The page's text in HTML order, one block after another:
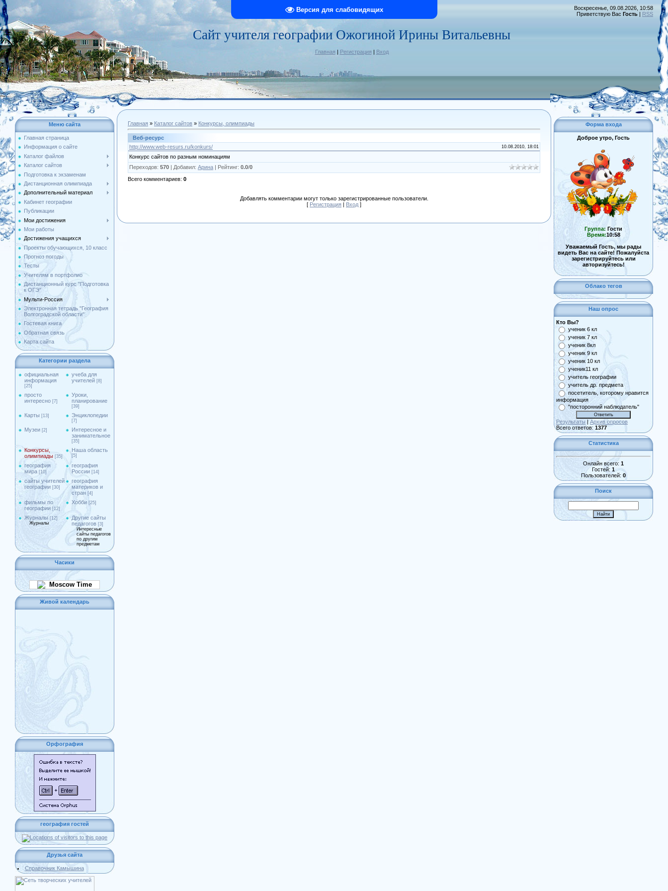
Версия для слабовидящих
Сайт учителя географии Ожогиной Ирины Витальевны
Главная | Регистрация | Вход
Воскресенье, 09.08.2026, 10:58
Приветствую Вас Гость | RSS
Меню сайта
Главная страница
Информация о сайте
Каталог файлов
Каталог сайтов
Подготовка к экзаменам
Дистанционная олимпиада
Дополнительный материал
Кабинет географии
Публикации
Мои достижения
Мои работы
Достижения учащихся
Проекты обучающихся, 10 класс
Прогноз погоды
Тесты
Учителям в портфолио
Дистанционный курс "Подготовка
к ОГЭ"
Мульти-Россия
Электронная тетрадь "География
Волгоградской области"
Гостевая книга
Обратная связь
Карта сайта
Категории раздела
официальная
информация
[25]
учеба для
учителей [8]
просто
интересно [7]
Уроки,
планирование
[39]
Карты [13] Энциклопедии
[7]
Музеи [2]
Интересное и
занимательное
[35]
Конкурсы,
олимпиады [35]
Наша область
[5]
география
мира [10]
география
России [14]
сайты учителей
географии [30]
география
материков и
стран [4]
фильмы по
географии [12]
Хобби [25]
Журналы [12]
Журналы
Другие сайты
педагогов [3]
Интересные
сайты педагогов
по другим
предметам
Часики
Moscow Time
Живой календарь
Орфография
география гостей
Друзья сайта
Справочник Камышина
Главная » Каталог сайтов » Конкурсы, олимпиады
Веб-ресурс
http://www.web-resurs.ru/konkurs/
10.08.2010, 18:01
Конкурс сайтов по разным номинациям
Переходов: 570 | Добавил: Арина | Рейтинг: 0.0/0
Всего комментариев: 0
Добавлять комментарии могут только зарегистрированные пользователи.
[ Регистрация | Вход ]
Форма входа
Доброе утро, Гость
Группа: Гости
Время:10:58
Уважаемый Гость, мы рады
видеть Вас на сайте! Пожалуйста
зарегистрируйтесь или
авторизуйтесь!
Облако тегов
Наш опрос
Кто Вы?
ученик 6 кл
ученик 7 кл
ученик 8кл
ученик 9 кл
ученик 10 кл
ученик11 кл
учитель географии
учитель др. предмета
посетитель, которому нравится
информация
"посторонний наблюдатель"
Результаты | Архив опросов
Всего ответов: 1377
Статистика
Онлайн всего: 1
Гостей: 1
Пользователей: 0
Поиск